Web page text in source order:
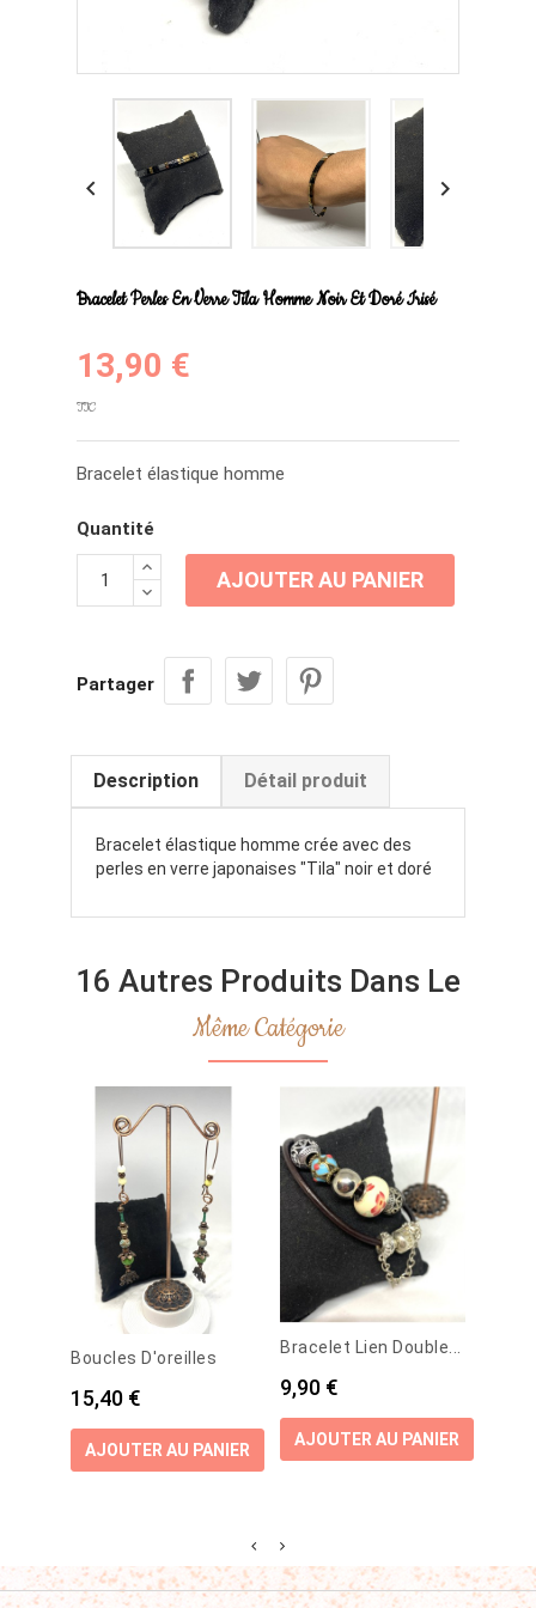
 
Bracelet Perles En Verre Tila Homme Noir Et Doré Irisé
13,90 €
TTC
Bracelet élastique homme
Quantité
AJOUTER AU PANIER
Partager
Description Détail produit
Bracelet élastique homme crée avec des
perles en verre japonaises "Tila" noir et doré
16 Autres Produits Dans Le
Même Catégorie
Boucles D'oreilles
Prix
15,40 €
AJOUTER AU PANIER
Bracelet Lien Double...
Prix
9,90 €
AJOUTER AU PANIER